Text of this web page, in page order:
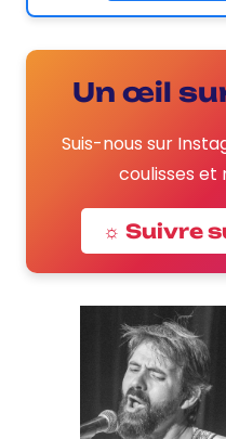
Un œil
Suis-nous sur
coulisses et
☼ Suivre